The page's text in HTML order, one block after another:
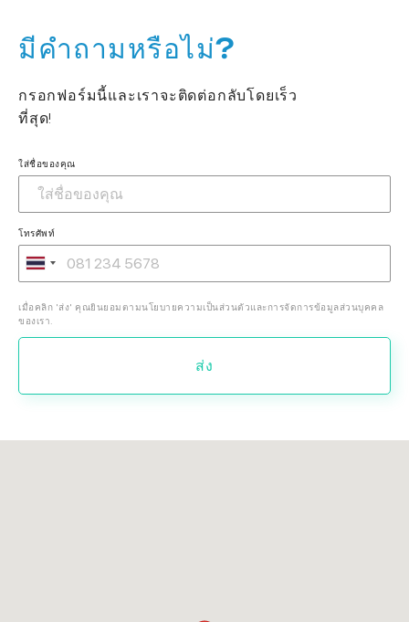
มีคำถามหรือไม่?
กรอกฟอร์มนี้และเราจะติดต่อกลับโดยเร็ว
ที่สุด!
ใส่ชื่อของคุณ
โทรศัพท์
เมื่อคลิก 'ส่ง' คุณยินยอมตามนโยบายความเป็นส่วนตัวและการจัดการข้อมูลส่วนบุคคล
ของเรา.
ส่ง